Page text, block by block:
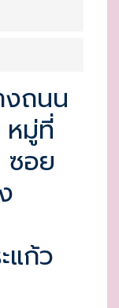
งถนน
หมู่ที่
ซอย
ก้ว